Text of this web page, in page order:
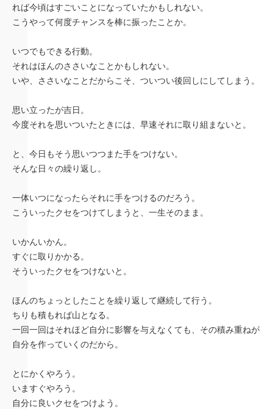
れば今頃はすごいことになっていたかもしれない。
こうやって何度チャンスを棒に振ったことか。
いつでもできる行動。
それはほんのささいなことかもしれない。
いや、ささいなことだからこそ、ついつい後回しにしてしまう。
思い立ったが吉日。
今度それを思いついたときには、早速それに取り組まないと。
と、今日もそう思いつつまた手をつけない。
そんな日々の繰り返し。
一体いつになったらそれに手をつけるのだろう。
こういったクセをつけてしまうと、一生そのまま。
いかんいかん。
すぐに取りかかる。
そういったクセをつけないと。
ほんのちょっとしたことを繰り返して継続して行う。
ちりも積もれば山となる。
一回一回はそれほど自分に影響を与えなくても、その積み重ねが
自分を作っていくのだから。
とにかくやろう。
いますぐやろう。
自分に良いクセをつけよう。